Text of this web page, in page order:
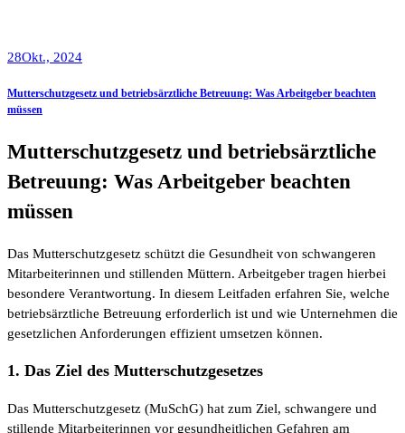
28Okt., 2024
Mutterschutzgesetz und betriebsärztliche Betreuung: Was Arbeitgeber beachten
müssen
Mutterschutzgesetz und betriebsärztliche
Betreuung: Was Arbeitgeber beachten
müssen
Das Mutterschutzgesetz schützt die Gesundheit von schwangeren
Mitarbeiterinnen und stillenden Müttern. Arbeitgeber tragen hierbei
besondere Verantwortung. In diesem Leitfaden erfahren Sie, welche
betriebsärztliche Betreuung erforderlich ist und wie Unternehmen die
gesetzlichen Anforderungen effizient umsetzen können.
1. Das Ziel des Mutterschutzgesetzes
Das Mutterschutzgesetz (MuSchG) hat zum Ziel, schwangere und
stillende Mitarbeiterinnen vor gesundheitlichen Gefahren am